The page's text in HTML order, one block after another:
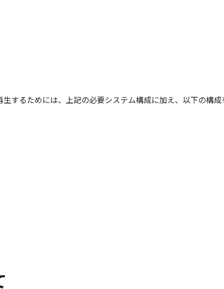
するためには、上記の必要システム構成に加え、以下の構成